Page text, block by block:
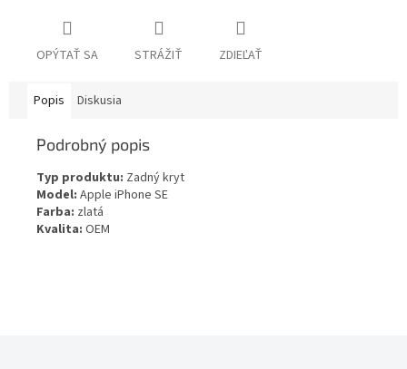
OPÝTAŤ SA STRÁŽIŤ ZDIEĽAŤ
Popis Diskusia
Podrobný popis
Typ produktu: Zadný kryt
Model: Apple iPhone SE
Farba: zlatá
Kvalita: OEM